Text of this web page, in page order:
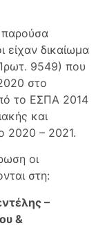
παρούσα
είχαν δικαίωμα
9549) που
στο
το ΕΣΠΑ 2014
και
2020 – 2021.
οι
στη:
–
&